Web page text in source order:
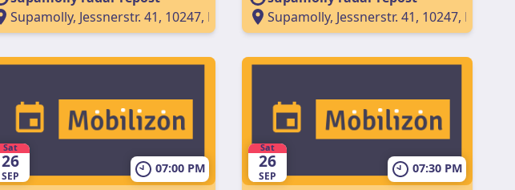
Supamolly, Jessnerstr. 41, 10247, Berlin, GermanySupamolly, Jessnerstr. 41, 10247, Berlin,
Sat
26
SEP
07:00 PM
Sat
26
SEP
07:30 PM